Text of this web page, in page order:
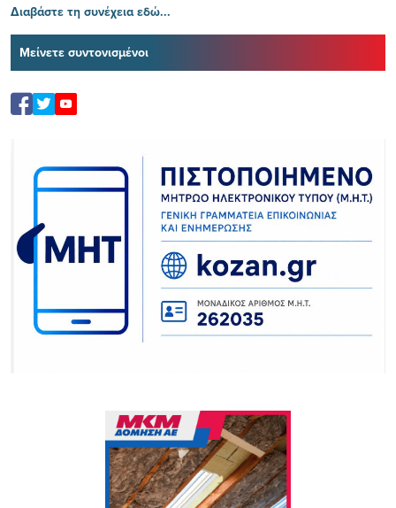
Διαβάστε τη συνέχεια εδώ...
Μείνετε συντονισμένοι